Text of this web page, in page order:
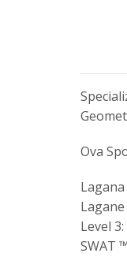
Ova
Level
SWAT